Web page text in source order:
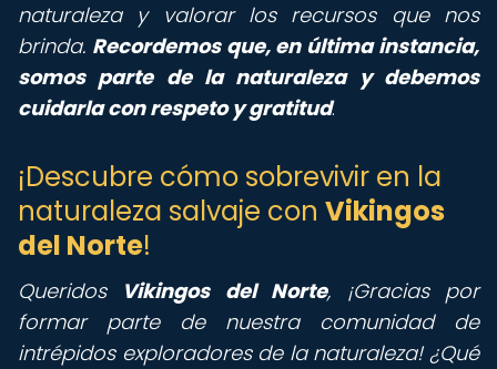
naturaleza y valorar los recursos que nos
brinda. Recordemos que, en última instancia,
somos parte de la naturaleza y debemos
cuidarla con respeto y gratitud.
¡Descubre cómo sobrevivir en la
naturaleza salvaje con Vikingos
del Norte!
Queridos Vikingos del Norte, ¡Gracias por
formar parte de nuestra comunidad de
intrépidos exploradores de la naturaleza! ¿Qué